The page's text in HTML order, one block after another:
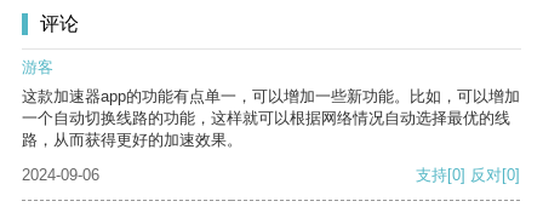
评论
游客
这款加速器app的功能有点单一，可以增加一些新功能。比如，可以增加
一个自动切换线路的功能，这样就可以根据网络情况自动选择最优的线
路，从而获得更好的加速效果。
2024-09-06
支持[0] 反对[0]